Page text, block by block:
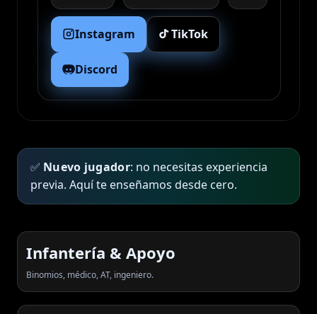
Instagram TikTok
Discord
✅ Nuevo jugador: no necesitas experiencia
previa. Aquí te enseñamos desde cero.
Infantería & Apoyo
Binomios, médico, AT, ingeniero.